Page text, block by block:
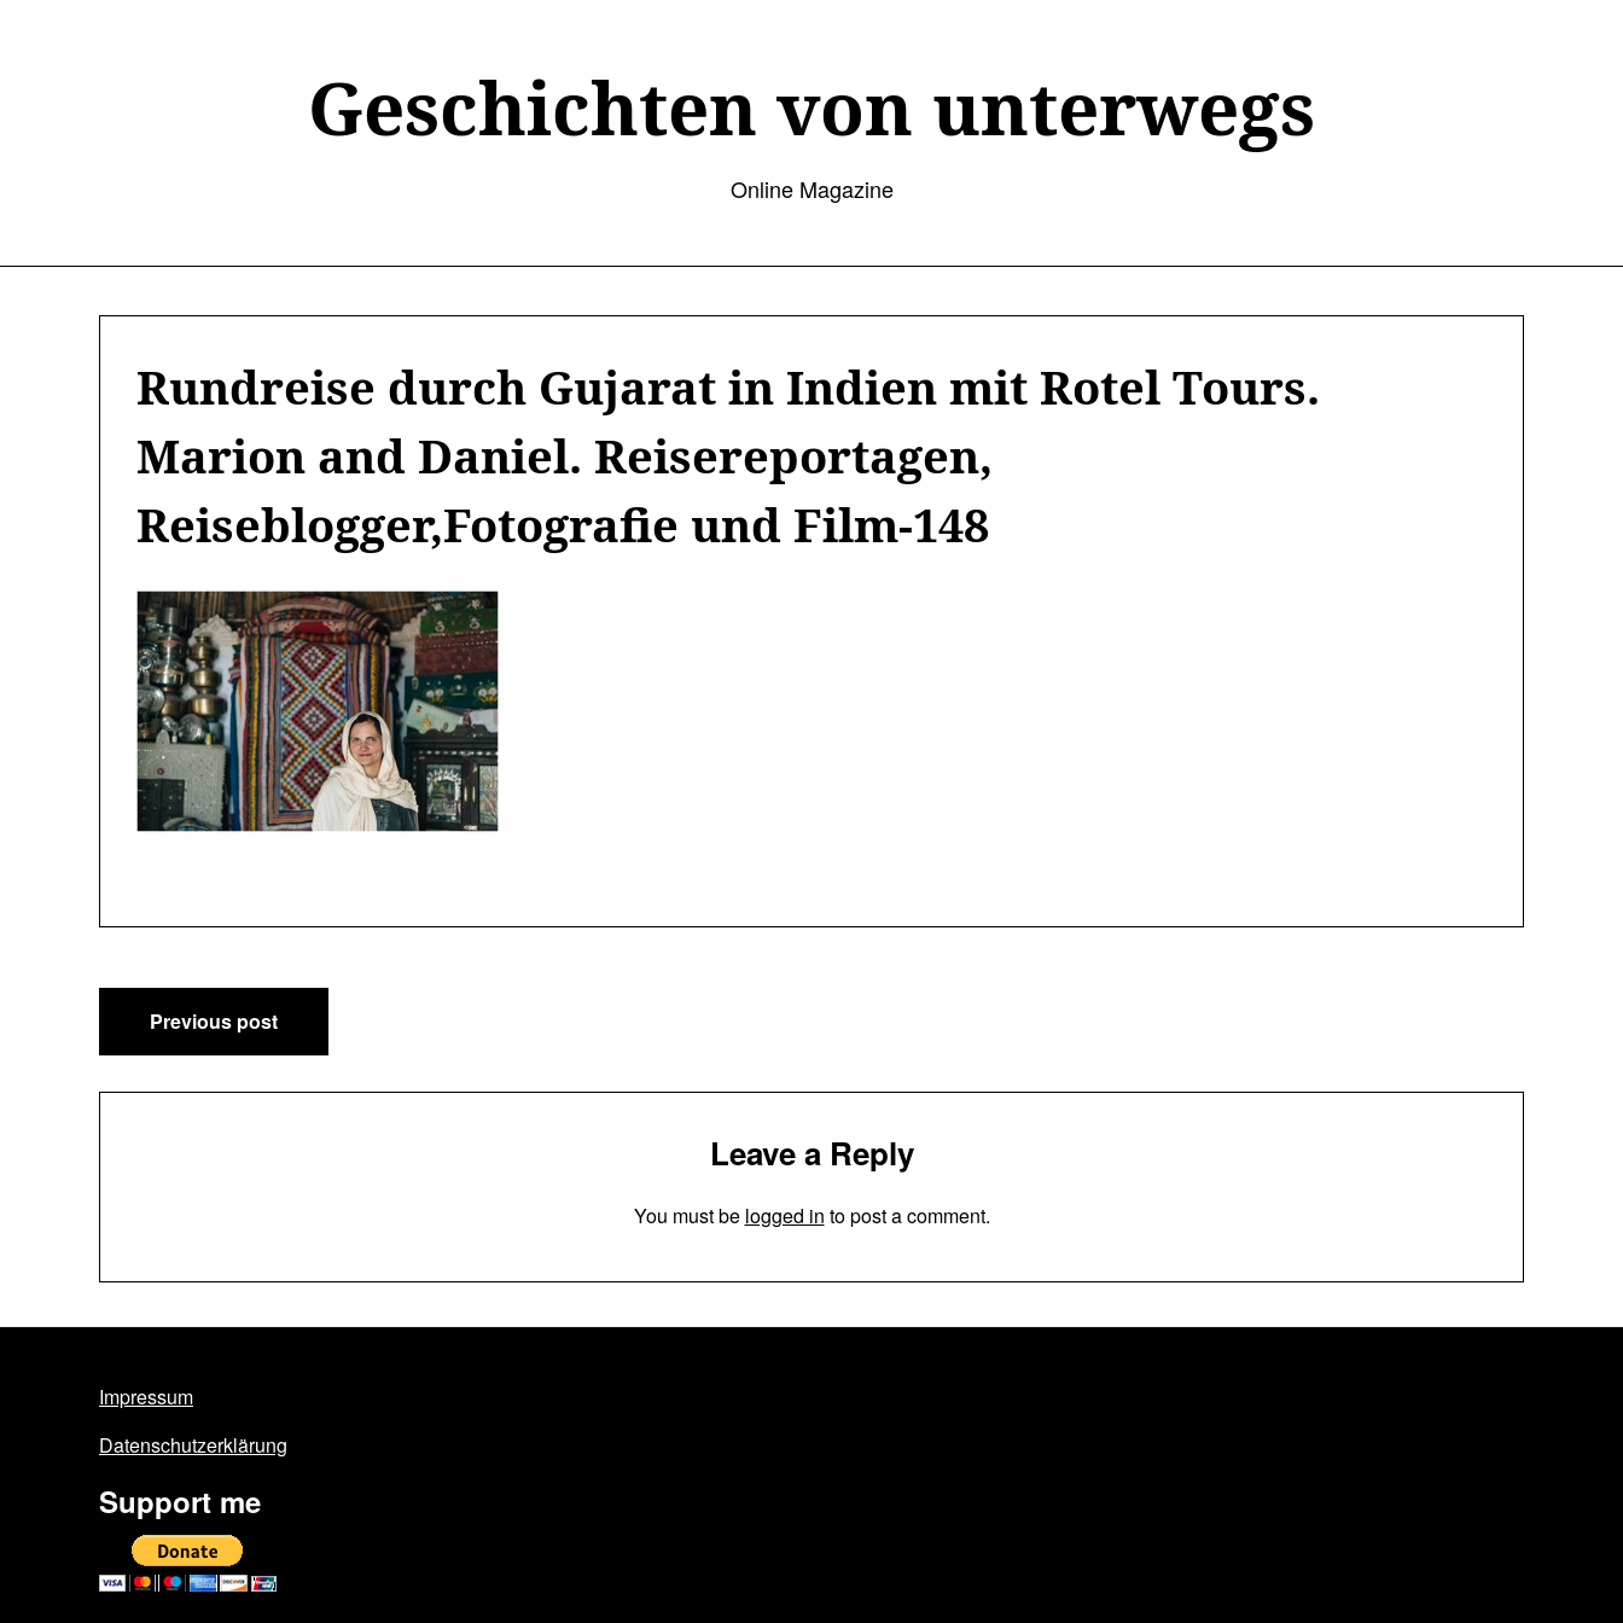
Geschichten von unterwegs
Online Magazine
Rundreise durch Gujarat in Indien mit Rotel Tours.
Marion and Daniel. Reisereportagen,
Reiseblogger,Fotografie und Film-148
Post
navigation
Previous post
Leave a Reply
You must be logged in to post a comment.
Impressum
Datenschutzerklärung
Support me